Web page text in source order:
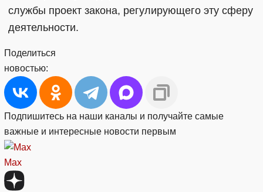
службы проект закона, регулирующего эту сферу
деятельности.
Поделиться
новостью:
Подпишитесь на наши каналы и получайте самые
важные и интересные новости первым
Max